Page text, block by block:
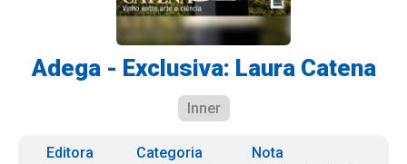
Adega - Exclusiva: Laura Catena
Inner
Editora
Categoria
Nota